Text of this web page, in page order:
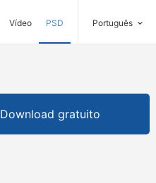
Vídeo PSD Português
Download gratuito